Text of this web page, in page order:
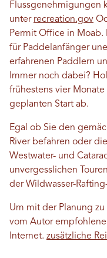
Flussgenehmigungen
unter recreation.gov
Permit Office in Moab.
für Paddelanfänger
erfahrenen Paddlern
Immer noch dabei?
frühestens vier
geplanten Start ab.
Egal ob Sie den
River befahren oder
Westwater- und
unvergesslichen
der Wildwasser-
Um mit der Planung
vom Autor
Internet. zusätzliche